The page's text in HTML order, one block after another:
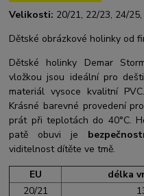
Velikosti: 20/21, 22/23, 24/
Dětské obrázkové holinky od
Dětské holinky Demar
vložkou jsou ideální pro
materiál vysoce kvalitní
Krásné barevné provedení
prát při teplotách do 40°C.
patě obuvi je
viditelnost dítěte ve tmě.
EU
délka
20/21